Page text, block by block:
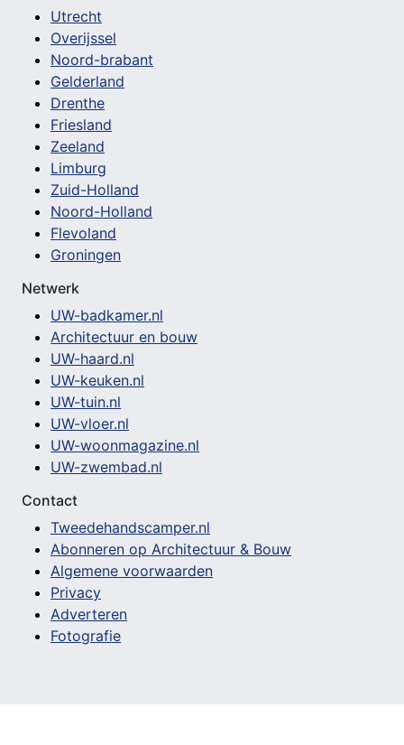
Utrecht
Overijssel
Noord-brabant
Gelderland
Drenthe
Friesland
Zeeland
Limburg
Zuid-Holland
Noord-Holland
Flevoland
Groningen
Netwerk
UW-badkamer.nl
Architectuur en bouw
UW-haard.nl
UW-keuken.nl
UW-tuin.nl
UW-vloer.nl
UW-woonmagazine.nl
UW-zwembad.nl
Contact
Tweedehandscamper.nl
Abonneren op Architectuur & Bouw
Algemene voorwaarden
Privacy
Adverteren
Fotografie